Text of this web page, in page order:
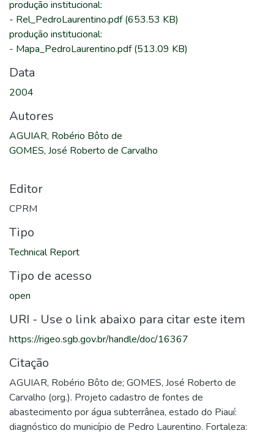
produção institucional:
- Rel_PedroLaurentino.pdf(653.53 KB)
produção institucional:
- Mapa_PedroLaurentino.pdf(513.09 KB)
Data
2004
Autores
AGUIAR, Robério Bôto de
GOMES, José Roberto de Carvalho
Editor
CPRM
Tipo
Technical Report
Tipo de acesso
open
URI - Use o link abaixo para citar este item
https://rigeo.sgb.gov.br/handle/doc/16367
Citação
AGUIAR, Robério Bôto de; GOMES, José Roberto de
Carvalho (org.). Projeto cadastro de fontes de
abastecimento por água subterrânea, estado do Piauí:
diagnóstico do município de Pedro Laurentino. Fortaleza: